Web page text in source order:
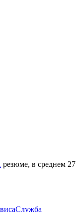
резюме, в среднем 27
Служба